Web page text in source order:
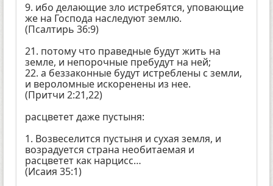
9. ибо делающие зло истребятся, уповающие
же на Господа наследуют землю.
(Псалтирь 36:9)
21. потому что праведные будут жить на
земле, и непорочные пребудут на ней;
22. а беззаконные будут истреблены с земли,
и вероломные искоренены из нее.
(Притчи 2:21,22)
расцветет даже пустыня:
1. Возвеселится пустыня и сухая земля, и
возрадуется страна необитаемая и
расцветет как нарцисс…
(Исаия 35:1)